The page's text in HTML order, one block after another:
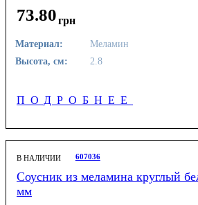
73.80грн
Материал:
Меламин
Высота, см:
2.8
ПОДРОБНЕЕ
В НАЛИЧИИ 607036
Соусник из меламина круглый
мм